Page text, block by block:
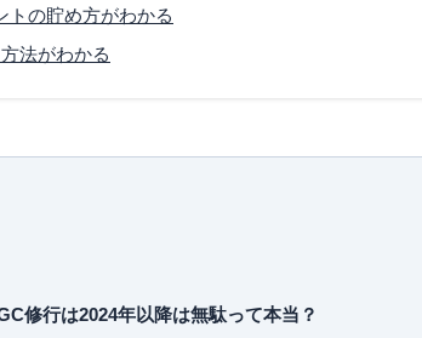
トの貯め方がわかる
法がわかる
修行は2024年以降は無駄って本当？